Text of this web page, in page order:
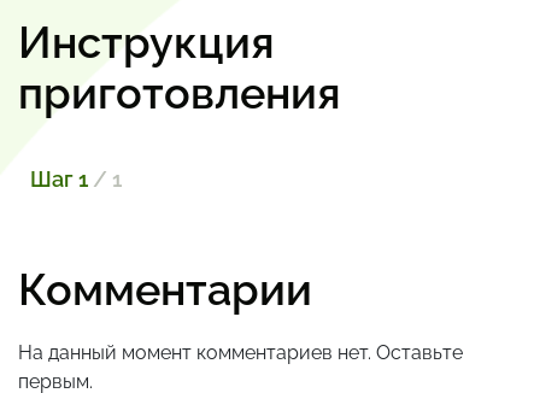
Инструкция
приготовления
Шаг 1 / 1
Комментарии
На данный момент комментариев нет. Оставьте
первым.